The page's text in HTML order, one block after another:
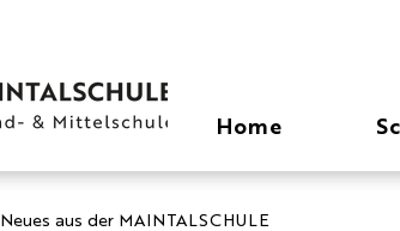
Home
Neues aus der MAINTALSCHULE